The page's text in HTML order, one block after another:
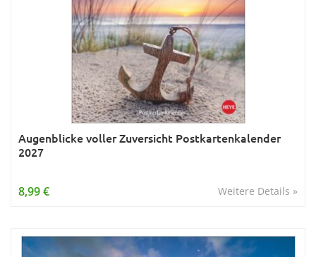
Augenblicke voller Zuversicht Postkartenkalender
2027
Weitere Details »
8,99 €